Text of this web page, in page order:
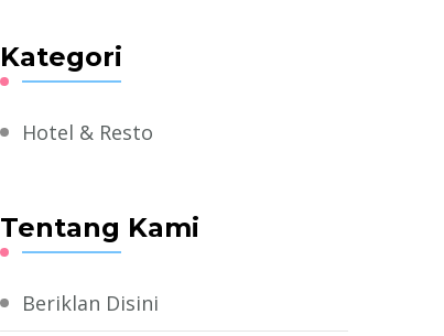
Kategori
Hotel & Resto
Tentang Kami
Beriklan Disini